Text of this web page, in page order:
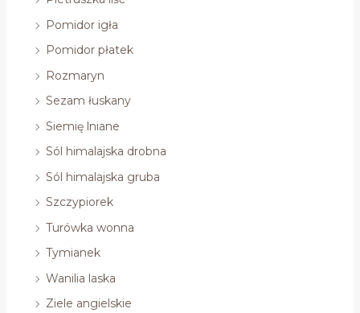
Pomidor igła
Pomidor płatek
Rozmaryn
Sezam łuskany
Siemię lniane
Sól himalajska drobna
Sól himalajska gruba
Szczypiorek
Turówka wonna
Tymianek
Wanilia laska
Ziele angielskie